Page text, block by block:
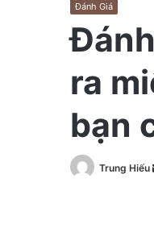
Đánh Giá
ra
bạn
Trung Hiếu